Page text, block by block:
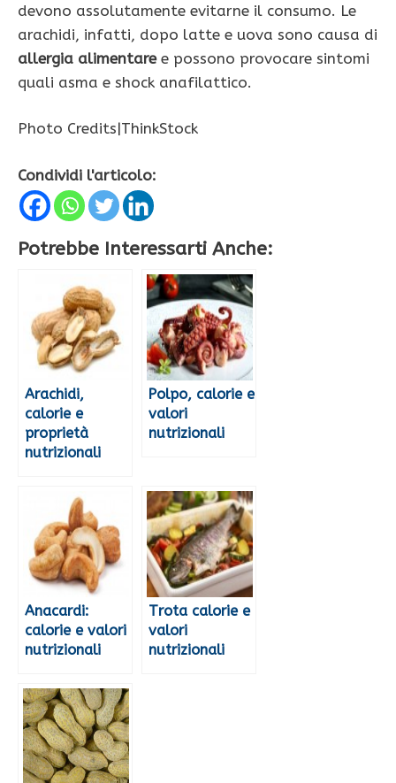
devono assolutamente evitarne il consumo. Le
arachidi, infatti, dopo latte e uova sono causa di
allergia alimentaree possono provocare sintomi
quali asma e shock anafilattico.
Photo Credits|ThinkStock
Condividi l'articolo:
Potrebbe Interessarti Anche:
Arachidi,
calorie e
proprietà
nutrizionali
Polpo, calorie e
valori
nutrizionali
Anacardi:
calorie e valori
nutrizionali
Trota calorie e
valori
nutrizionali